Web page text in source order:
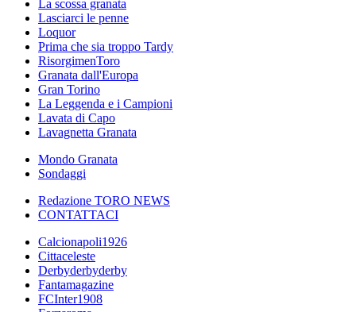
La scossa granata
Lasciarci le penne
Loquor
Prima che sia troppo Tardy
RisorgimenToro
Granata dall'Europa
Gran Torino
La Leggenda e i Campioni
Lavata di Capo
Lavagnetta Granata
Mondo Granata
Sondaggi
Redazione TORO NEWS
CONTATTACI
Calcionapoli1926
Cittaceleste
Derbyderbyderby
Fantamagazine
FCInter1908